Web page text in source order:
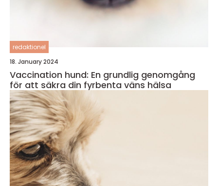
redaktionel
18. January 2024
Vaccination hund: En grundlig genomgång
för att säkra din fyrbenta väns hälsa